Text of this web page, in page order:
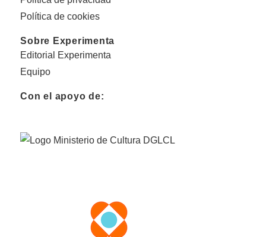
Política de cookies
Sobre Experimenta
Editorial Experimenta
Equipo
Con el apoyo de: